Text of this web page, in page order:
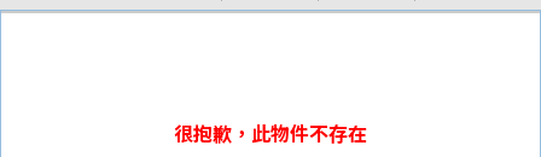
很抱歉，此物件不存在